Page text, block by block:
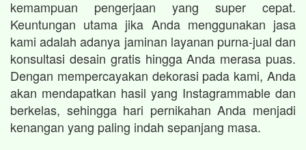
kemampuan pengerjaan yang super cepat.
Keuntungan utama jika Anda menggunakan jasa
kami adalah adanya jaminan layanan purna-jual dan
konsultasi desain gratis hingga Anda merasa puas.
Dengan mempercayakan dekorasi pada kami, Anda
akan mendapatkan hasil yang Instagrammable dan
berkelas, sehingga hari pernikahan Anda menjadi
kenangan yang paling indah sepanjang masa.